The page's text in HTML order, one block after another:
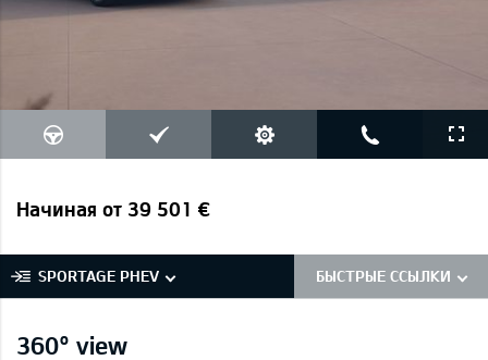
Начиная от 39 501 €
SPORTAGE PHEV БЫСТРЫЕ ССЫЛКИ
360° view